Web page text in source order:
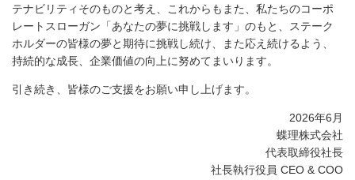
テナビリティそのものと考え、これからもまた、私たちのコーポ
レートスローガン「あなたの夢に挑戦します」のもと、ステーク
ホルダーの皆様の夢と期待に挑戦し続け、また応え続けるよう、
持続的な成長、企業価値の向上に努めてまいります。
引き続き、皆様のご支援をお願い申し上げます。
2026年6月
蝶理株式会社
代表取締役社長
社長執行役員 CEO & COO